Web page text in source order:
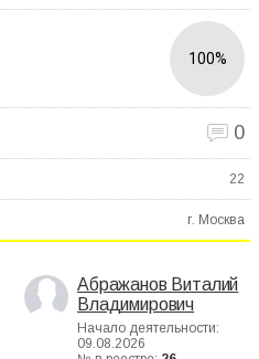
100%
0
22
г. Москва
Абражанов Виталий
Владимирович
Начало деятельности:
09.08.2026